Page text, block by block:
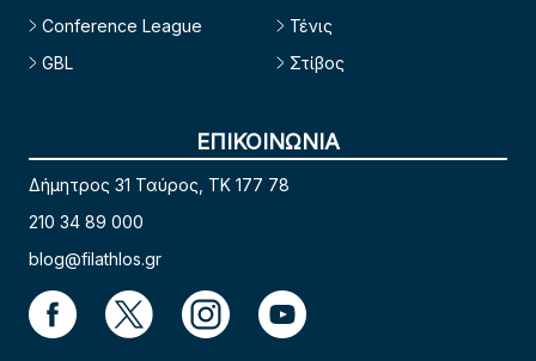
Conference League
GBL
Τένις
Στίβος
ΕΠΙΚΟΙΝΩΝΙΑ
Δήμητρος 31 Ταύρος, TK 177 78
210 34 89 000
blog@filathlos.gr